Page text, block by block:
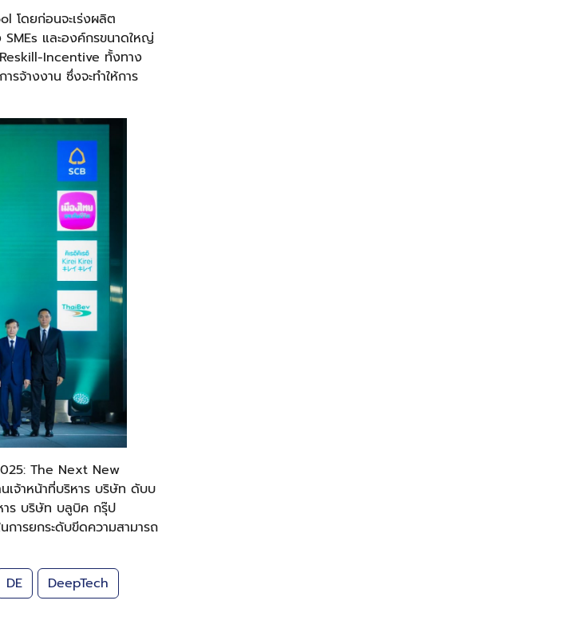
โดยก่อนจะเร่งผลิต
SMEs และองค์กรขนาดใหญ่
Incentive ทั้งทาง
รจ้างงาน ซึ่งจะทำให้การ
The Next New
เจ้าหน้าที่บริหาร บริษัท ดับบ
าร บริษัท บลูบิค กรุ๊ป
ารยกระดับขีดความสามารถ
DE
DeepTech